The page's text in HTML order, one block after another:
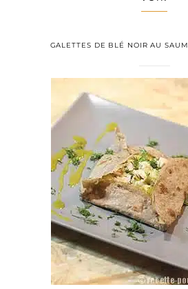
GALETTES DE BLÉ NOIR AU